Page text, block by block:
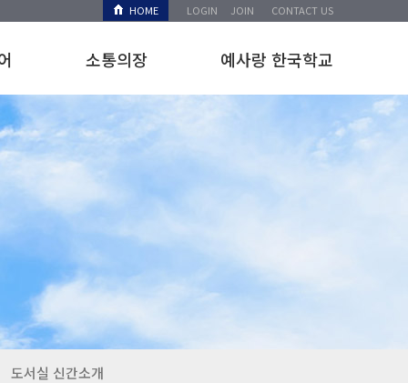
HOME LOGIN JOIN CONTACT US
소통의장 예사랑 한국학교
도서실 신간소개